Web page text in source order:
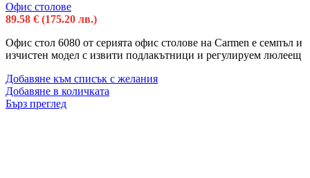
Офис столове
89.58 € (175.20 лв.)
Офис стол 6080 от серията офис столове на Carmen е семпъл и
изчистен модел с извити подлакътници и регулируем люлеещ
Добавяне към списък с желания
Добавяне в количката
Бърз преглед